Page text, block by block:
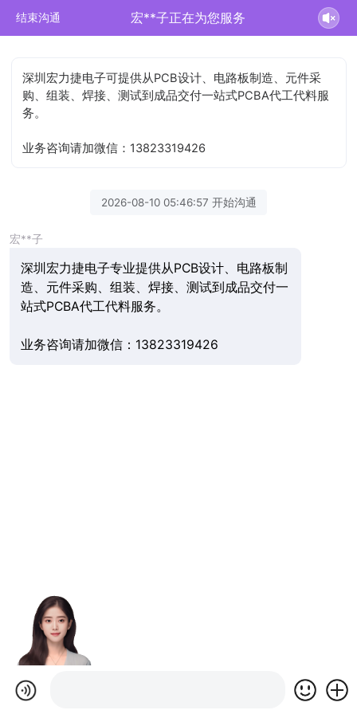
结束沟通 宏**子正在为您服务
深圳宏力捷电子可提供从PCB设计、电路板制造、元件采
购、组装、焊接、测试到成品交付一站式PCBA代工代料服
务。
业务咨询请加微信：13823319426
2026-08-10 05:46:57 开始沟通
宏**子
深圳宏力捷电子专业提供从PCB设计、电路板制
造、元件采购、组装、焊接、测试到成品交付一
站式PCBA代工代料服务。
业务咨询请加微信：13823319426